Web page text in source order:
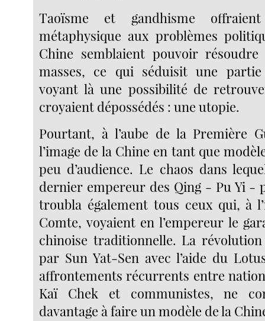
Taoïsme et gandhisme
métaphysique aux problèmes
Chine semblaient pouvoir
masses, ce qui séduisit une partie
voyant là une possibilité de
croyaient dépossédés : une utopie.
Pourtant, à l’aube de la Première
l’image de la Chine en tant que
peu d’audience. Le chaos dans
dernier empereur des Qing - Pu Yi -
troubla également tous ceux qui, à
Comte, voyaient en l’empereur le
chinoise traditionnelle. La
par Sun Yat-Sen avec l’aide du
affrontements récurrents entre
Kaï Chek et communistes, ne
davantage à faire un modèle de la